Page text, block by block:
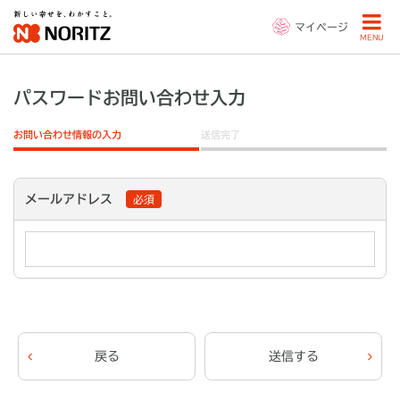
マイページ
MENU
パスワードお問い合わせ入力
お問い合わせ情報の入力 送信完了
メールアドレス 必須
戻る 送信する